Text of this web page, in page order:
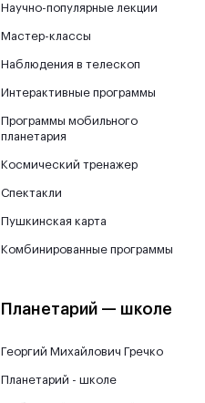
Научно-популярные лекции
Мастер-классы
Наблюдения в телескоп
Интерактивные программы
Программы мобильного
планетария
Космический тренажер
Спектакли
Пушкинская карта
Комбинированные программы
Планетарий — школе
Георгий Михайлович Гречко
Планетарий - школе